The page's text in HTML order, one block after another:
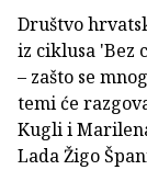
Društvo
iz ciklusa 'Bez
– zašto se
temi će
Kugli i
Lada Žigo